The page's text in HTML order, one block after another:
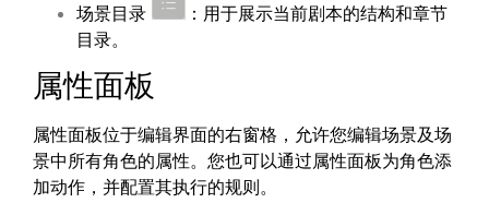
场景目录
：用于展示当前剧本的结构和章节
目录。
属性面板
属性面板位于编辑界面的右窗格，允许您编辑场景及场
景中所有角色的属性。您也可以通过属性面板为角色添
加动作，并配置其执行的规则。